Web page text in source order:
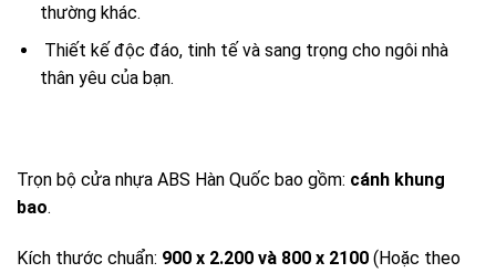
thường khác.
Thiết kế độc đáo, tinh tế và sang trọng cho ngôi nhà
thân yêu của bạn.
Trọn bộ cửa nhựa ABS Hàn Quốc bao gồm: cánh khung
bao.
Kích thước chuẩn: 900 x 2.200 và 800 x 2100 (Hoặc theo